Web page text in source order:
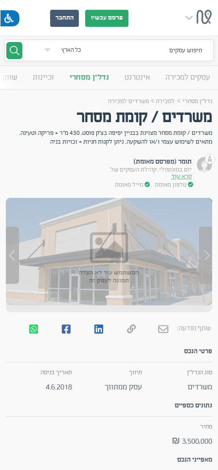
פרסם עכשיו התחבר
חיפוש עסקים
עסקים למכירה אינטרנט נדל"ן מסחרי זכיינות
נדל"ן מסחרי> למכירה >משרדים למכירה
משרדים / קומת מסחר
משרדים / קומת מסחר מצוינת בבניין יפיפה בצ'ק פוסט, 430 מ"ר + פריקה וטעינה.
מתאים לשימוש עצמי ו/או להשקעה. ניתן לקנות חניות + זכויות בניה
תומר (מפרסם מאומת)
יזם במונופולי, קהילת העסקים של
קרא עוד
טלפון מאומת
מייל מאומת
המשתמש עוד לא העלה
תמונה לעסק זה
שתף מודעה:
פרטי הנכס
סוג הנדל"ן
משרדים
תיווך
עסק ממתווך
תאריך כניסה
4.6.2018
נתונים כספיים
מחיר
3,500,000 ₪
מאפייני הנכס